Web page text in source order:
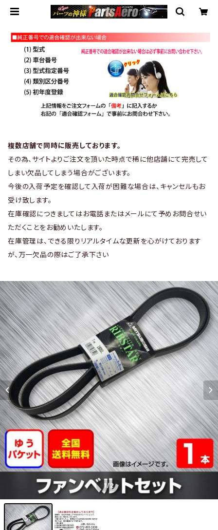
複数店舗で同時に販売しております。
その為、サイトよりご注文を頂いた時点で稀に他店舗にて完売して
しまい欠品してしまう場合がございます。
今後の入荷予定を確認して入荷が困難な場合は、キャンセルもお
受け致します。
在庫確認につきましてはお電話またはメールにて予めお問合せい
ただくことをお勧めいたします。
在庫管理は、できる限りリアルタイムな更新を心がけております
が、万一欠品の際はご了承下さい
1/2